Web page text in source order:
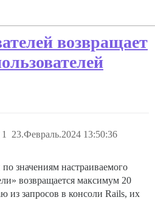
возвращает
23.Февраль.2024 13:50:36
1
значениям настраиваемого
возвращается максимум 20
из запросов в консоли Rails, их